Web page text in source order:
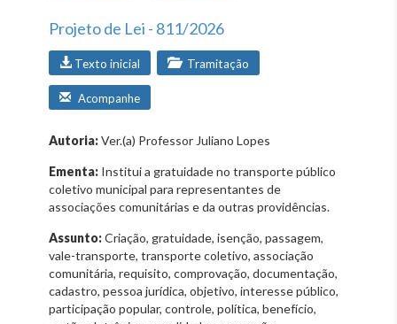
Projeto de Lei - 811/2026
Texto inicial Tramitação
Acompanhe
Autoria:Ver.(a) Professor Juliano Lopes
Ementa: Institui a gratuidade no transporte público
coletivo municipal para representantes de
associações comunitárias e da outras providências.
Assunto:Criação, gratuidade, isenção, passagem,
vale-transporte, transporte coletivo, associação
comunitária, requisito, comprovação, documentação,
cadastro, pessoa jurídica, objetivo, interesse público,
participação popular, controle, política, benefício,